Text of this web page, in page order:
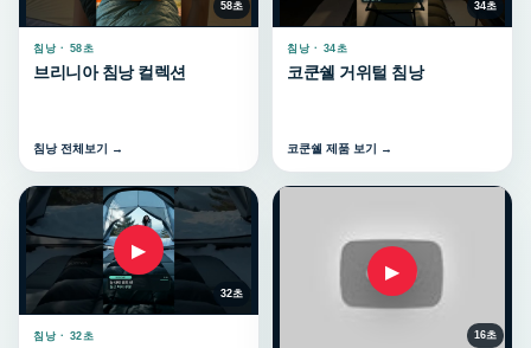
58초
침낭 · 58초
브리니아 침낭 컬렉션
침낭 전체보기 →
34초
침낭 · 34초
코쿤쉘 거위털 침낭
코쿤쉘 제품 보기 →
▶
32초
침낭 · 32초
▶
16초